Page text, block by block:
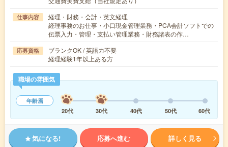
仕事内容
経理・財務・会計・英文経理
経理事務のお仕事・小口現金管理業務・PCA会計ソフトでの
伝票入力・管理・支払い管理業務・財務諸表の作…
応募資格
ブランクOK / 英語力不要
経理経験1年以上ある方
職場の雰囲気
年齢層
20代
30代 40代 50代 60代
気になる! 応募へ進む 詳しく見る